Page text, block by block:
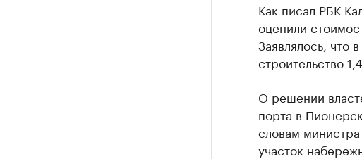
Как писал РБК
оценили
Заявлялось, что
строительство
О решении
порта в
словам
участок